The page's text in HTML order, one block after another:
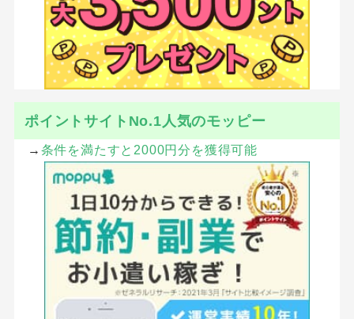
ポイントサイトNo.1人気のモッピー
→ 条件を満たすと2000円分を獲得可能